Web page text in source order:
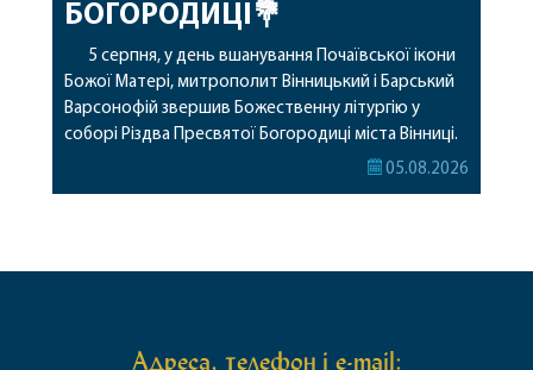
БОГОРОДИЦІ💐
5 серпня, у день вшанування Почаївської ікони
Божої Матері, митрополит Вінницький і Барський
Варсонофій звершив Божественну літургію у
соборі Різдва Пресвятої Богородиці міста Вінниці.
Його Високопреосвященству співслужили05.08.2026
Адреса, телефон і e-mail: